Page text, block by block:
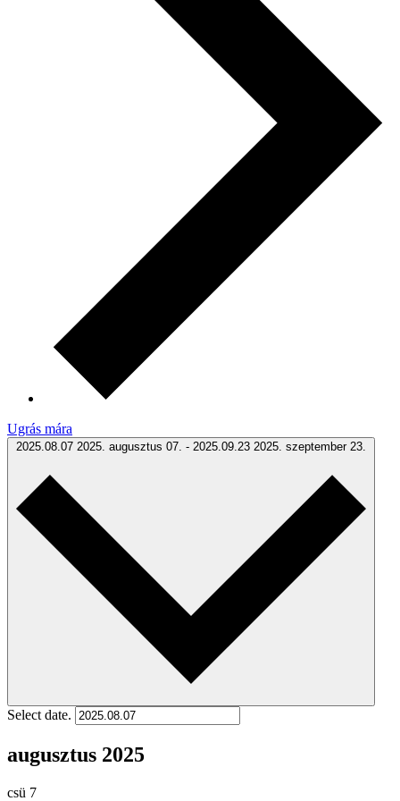
Ugrás mára
2025.08.07 2025. augusztus 07. - 2025.09.23 2025. szeptember 23.
Select date.
augusztus 2025
csü 7